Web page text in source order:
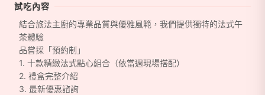
試吃內容
結合旅法主廚的專業品質與優雅風範，我們提供獨特的法式午
茶體驗
品嘗採「預約制」
1. 十款精緻法式點心組合（依當週現場搭配）
2. 禮盒完整介紹
3. 最新優惠諮詢